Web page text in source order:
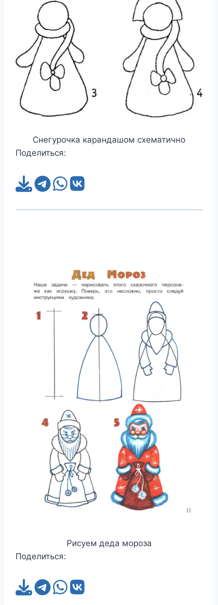
Снегурочка карандашом схематично
Поделиться:
Рисуем деда мороза
Поделиться: